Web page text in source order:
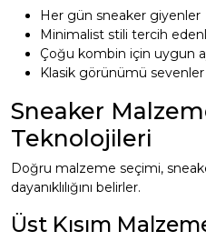
Her gün sneaker giyenler
Minimalist stili tercih
Çoğu kombin için uygun
Klasik görünümü sevenler
Sneaker
Teknolojileri
Doğru malzeme seçimi,
dayanıklılığını belirler.
Üst Kısım